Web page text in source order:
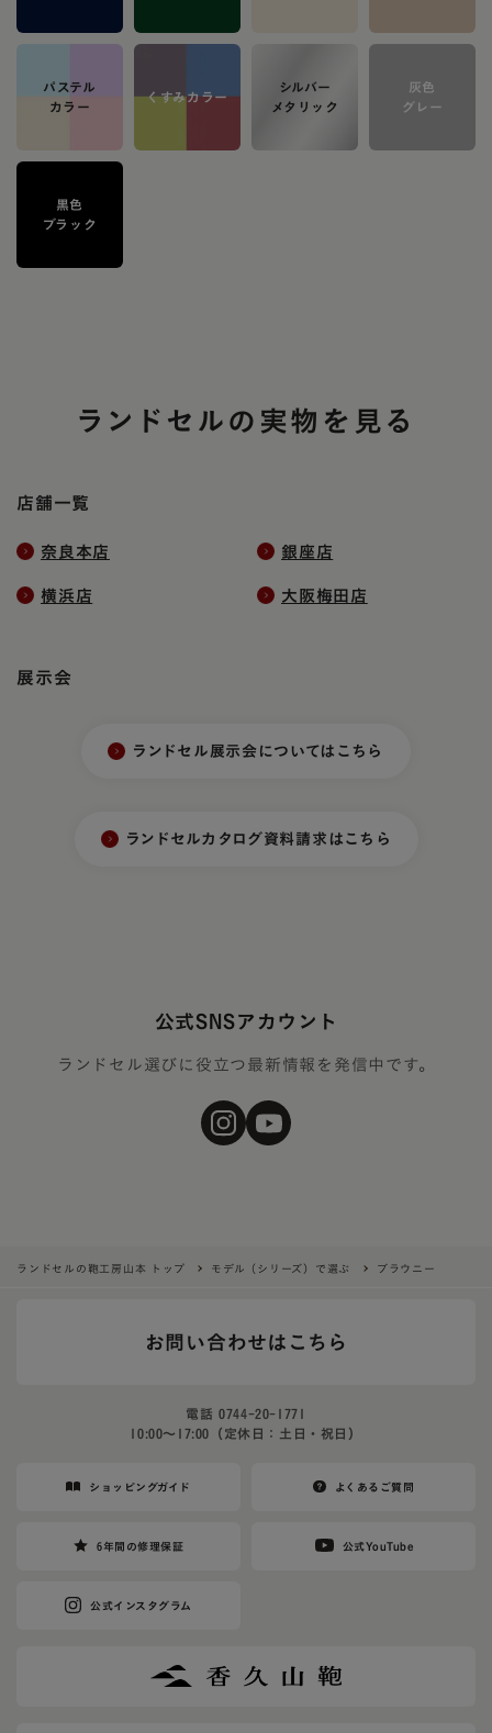
パステル
カラー
くすみカラー
シルバー
メタリック
灰色
グレー
黒色
ブラック
ランドセルの実物を見る
店舗一覧
奈良本店 銀座店
横浜店 大阪梅田店
展示会
ランドセル展示会についてはこちら
ランドセルカタログ資料請求はこちら
公式SNSアカウント
ランドセル選びに役立つ最新情報を発信中です。
ランドセルの鞄工房山本 トップ モデル（シリーズ）で選ぶ ブラウニー
お問い合わせはこちら
電話0744-20-1771
10:00〜17:00（定休日：土日・祝日）
ショッピングガイド よくあるご質問
6年間の修理保証 公式YouTube
公式インスタグラム